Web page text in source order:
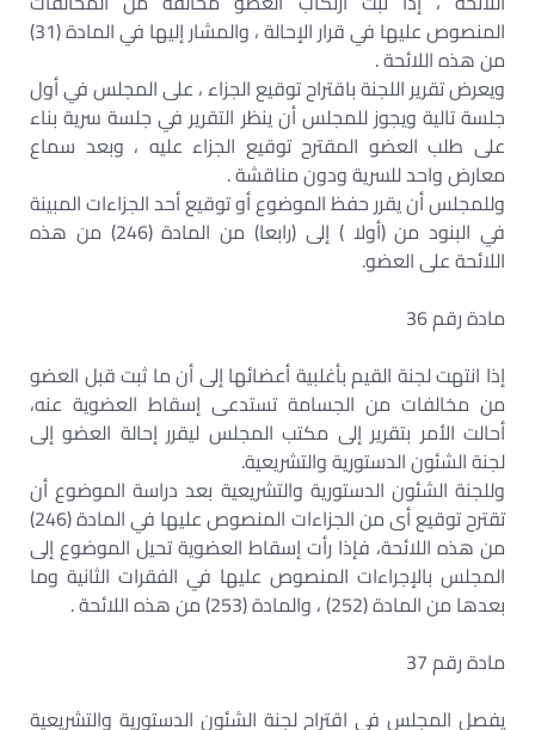
المنصوص عليها في قرار الإحالة ، والمشار إليها في المادة (31)
من هذه اللائحة .
ويعرض تقرير اللجنة باقتراح توقيع الجزاء ، على المجلس في أول
جلسة تالية ويجوز للمجلس أن ينظر التقرير في جلسة سرية بناء
على طلب العضو المقترح توقيع الجزاء عليه ، وبعد سماع
معارض واحد للسرية ودون مناقشة .
وللمجلس أن يقرر حفظ الموضوع أو توقيع أحد الجزاءات المبينة
في البنود من (أولا ) إلى (رابعا) من المادة (246) من هذه
اللائحة على العضو.
مادة رقم 36
إذا انتهت لجنة القيم بأغلبية أعضائها إلى أن ما ثبت قبل العضو
من مخالفات من الجسامة تستدعى إسقاط العضوية عنه،
أحالت الأمر بتقرير إلى مكتب المجلس ليقرر إحالة العضو إلى
لجنة الشئون الدستورية والتشريعية.
وللجنة الشئون الدستورية والتشريعية بعد دراسة الموضوع أن
تقترح توقيع أى من الجزاءات المنصوص عليها في المادة (246)
من هذه اللائحة، فإذا رأت إسقاط العضوية تحيل الموضوع إلى
المجلس بالإجراءات المنصوص عليها في الفقرات الثانية وما
بعدها من المادة (252) ، والمادة (253) من هذه اللائحة .
مادة رقم 37
يفصل المجلس في اقتراح لجنة الشئون الدستورية والتشريعية